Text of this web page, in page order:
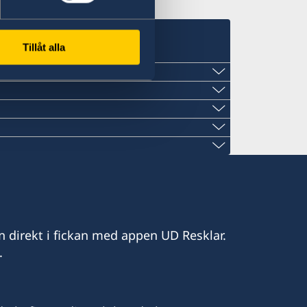
Tillåt alla
10:00-12:00
i fickan med appen UD Resklar.